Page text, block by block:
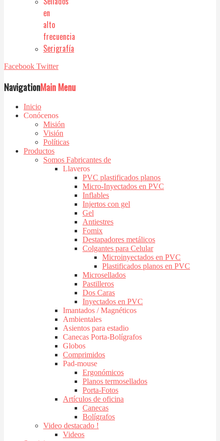
en
alto
frecuencia
Serigrafía
Facebook Twitter
NavigationMain Menu
Inicio
Conócenos
Misión
Visión
Políticas
Productos
Somos Fabricantes de
Llaveros
PVC plastificados planos
Micro-Inyectados en PVC
Inflables
Injertos con gel
Gel
Antiestres
Fomix
Destapadores metálicos
Colgantes para Celular
Microinyectados en PVC
Plastificados planos en PVC
Microsellados
Pastilleros
Dos Caras
Inyectados en PVC
Imantados / Magnéticos
Ambientales
Asientos para estadio
Canecas Porta-Bolígrafos
Globos
Comprimidos
Pad-mouse
Ergonómicos
Planos termosellados
Porta-Fotos
Artículos de oficina
Canecas
Bolígrafos
Video destacado !
Videos